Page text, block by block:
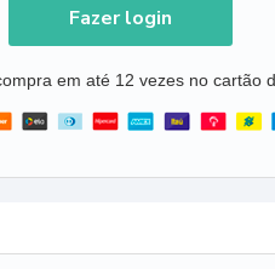
Fazer login
em até 12 vezes no cartão